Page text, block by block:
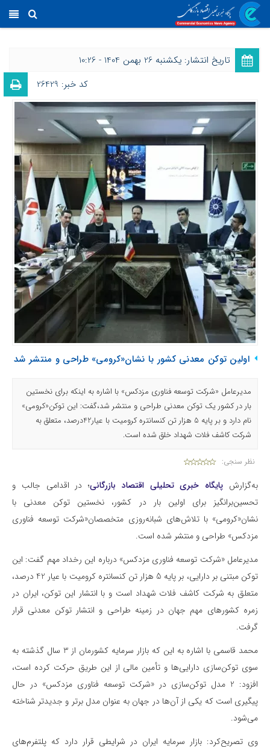
تاریخ انتشار: یکشنبه 26 بهمن 1404 - 10:26
کد خبر: 26429
اولین توکن معدنی کشور با نشان«کرومی» طراحی و منتشر شد
مدیرعامل «شرکت توسعه فناوری مزدکس» با اشاره به اینکه برای نخستین
بار در کشور یک توکن معدنی طراحی و منتشر شد،گفت: این توکن«کرومی»
نام دارد و بر پایه 5 هزار تن کنسانتره کرومیت با عیار42درصد، متعلق به
شرکت کاشف فلات شهداد خلق شده است.
نظر سنجی:
به‌گزارش پایگاه خبری تحلیلی اقتصاد بازرگانی؛ در اقدامی جالب و
تحسین‌برانگیز برای اولین بار در کشور، نخستین توکن معدنی با
نشان«کرومی» با تلاش‌های شبانه‌روزی متخصصان«شرکت توسعه فناوری
مزدکس» طراحی و منتشر شده است.
مدیرعامل «شرکت توسعه فناوری مزدکس» درباره این رخداد مهم گفت: این
توکن مبتنی بر دارایی، بر پایه 5 هزار تن کنسانتره کرومیت با عیار 42 درصد،
متعلق به شرکت کاشف فلات شهداد است و با انتشار این توکن، ایران در
زمره کشورهای مهم جهان در زمینه طراحی و انتشار توکن معدنی قرار
گرفت.
محمد‌ قاسمی با اشاره به این که بازار سرمایه کشورمان از 3 سال گذشته به
سوی توکن‌سازی دارایی‌ها و تأمین مالی از این طریق حرکت کرده است،
افزود: 2 مدل توکن‌سازی در «شرکت توسعه فناوری مزدکس» در حال
پیگیری است که یکی از آن‌ها در جهان به عنوان مدل برتر و جدیدتر شناخته
می‌شود.
وی تصریح‌کرد: بازار سرمایه ایران در شرایطی قرار دارد که پلتفرم‌های